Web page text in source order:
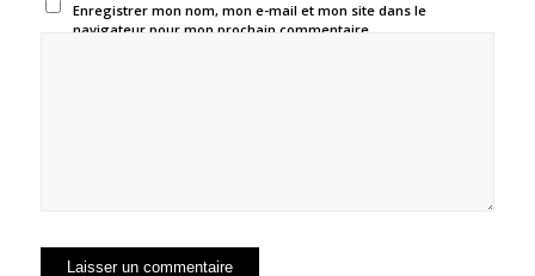
Enregistrer mon nom, mon e-mail et mon site dans le
navigateur pour mon prochain commentaire.